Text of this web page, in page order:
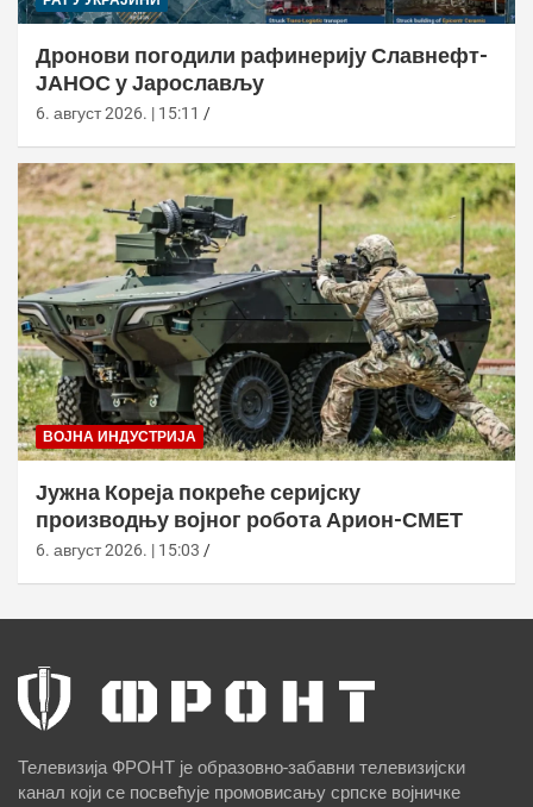
Дронови погодили рафинерију Славнефт-
ЈАНОС у Јарослављу
6. август 2026. | 15:11
ВОЈНА ИНДУСТРИЈА
Јужна Кореја покреће серијску
производњу војног робота Арион-СМЕТ
6. август 2026. | 15:03
Телевизија ФРОНТ је образовно-забавни телевизијски
канал који се посвећује промовисању српске војничке